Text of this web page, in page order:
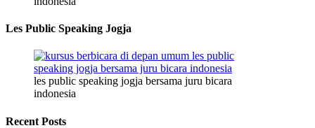
Les Public Speaking Jogja
les public speaking jogja bersama juru bicara
indonesia
Recent Posts